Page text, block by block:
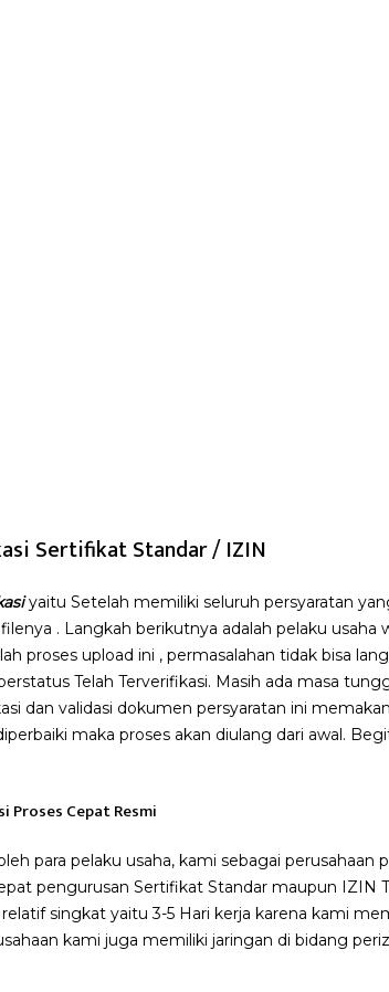
Sertifikat Standar / IZIN
yaitu Setelah memiliki seluruh persyaratan
. Langkah berikutnya adalah pelaku usaha
proses upload ini , permasalahan tidak bisa
Telah Terverifikasi. Masih ada masa
dan validasi dokumen persyaratan ini
maka proses akan diulang dari awal.
Proses Cepat Resmi
para pelaku usaha, kami sebagai perusahaan
pengurusan Sertifikat Standar maupun IZIN
singkat yaitu 3-5 Hari kerja karena kami
kami juga memiliki jaringan di bidang